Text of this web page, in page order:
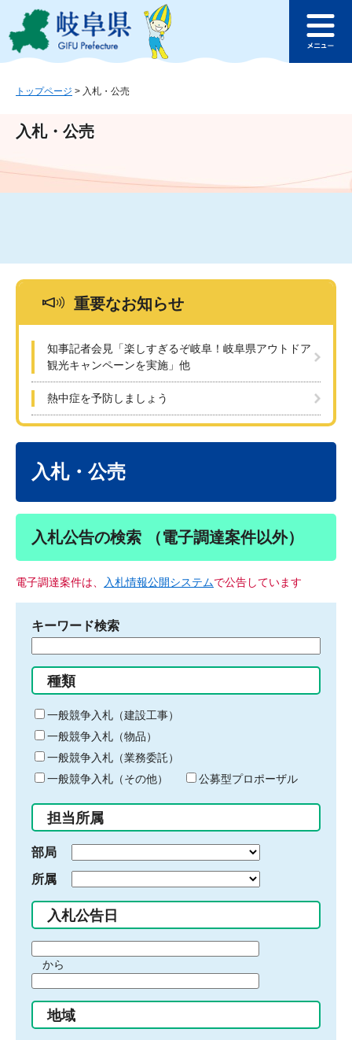
ジ
ュ
文
このページの本文へ
ュ
トップページ > 入札・公売
入札・公売
重要なお知らせ
知事記者会見「楽しすぎるぞ岐阜！岐阜県アウトドア
観光キャンペーンを実施」他
熱中症を予防しましょう
入札・公売
入札公告の検索 （電子調達案件以外）
電子調達案件は、 入札情報公開システムで公告しています
キーワード検索
る
キ
ー
ワ
ー
ド
入
力
種類
一般競争入札（建設工事）
一般競争入札（物品）
一般競争入札（業務委託）
一般競争入札（その他）
公募型プロポーザル
担当所属
部局
所属
入札公告日
間
始
り
から
間
終
地域